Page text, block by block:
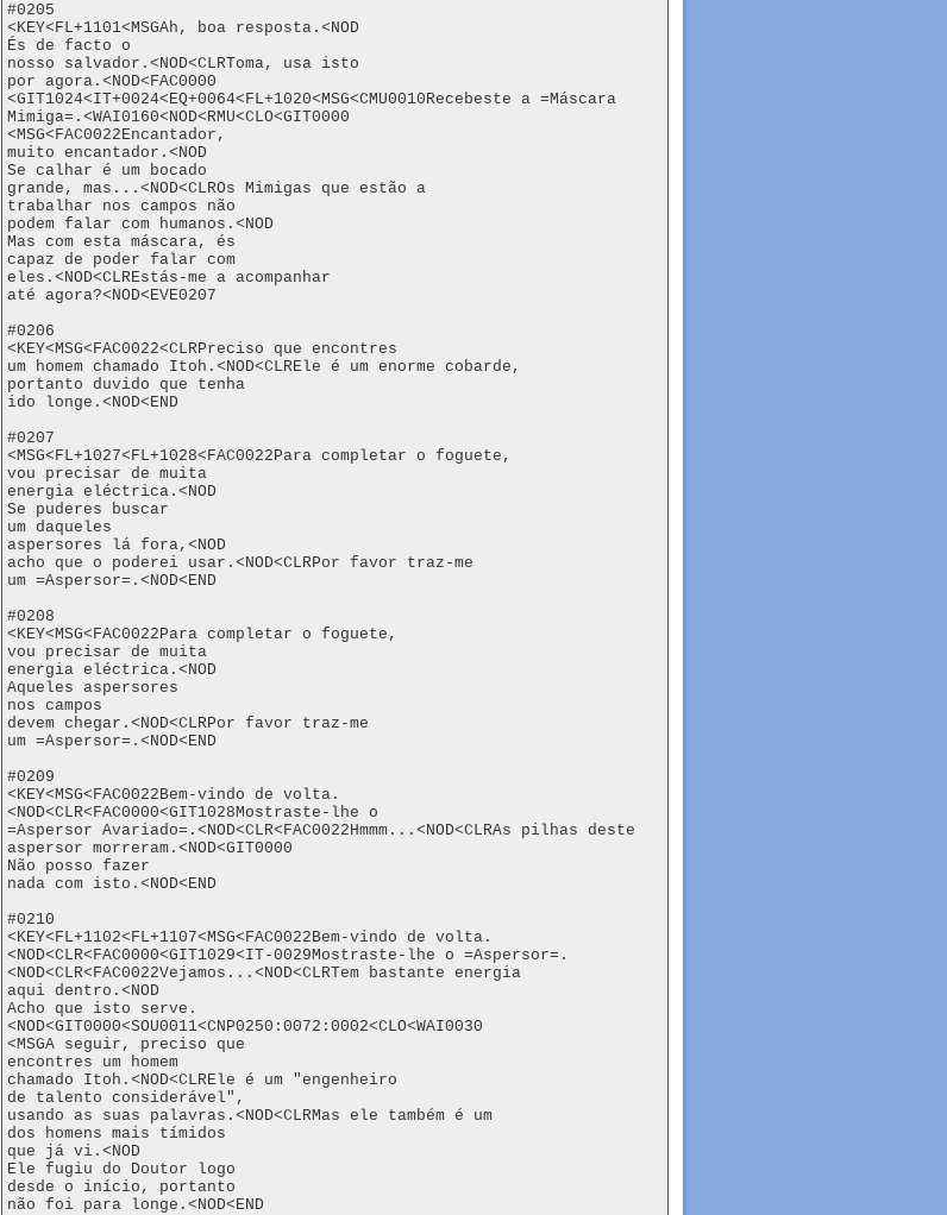
#0205
<KEY<FL+1101<MSGAh, boa resposta.<NOD
És de facto o
nosso salvador.<NOD<CLRToma, usa isto
por agora.<NOD<FAC0000
<GIT1024<IT+0024<EQ+0064<FL+1020<MSG<CMU0010Recebeste a =Máscara
Mimiga=.<WAI0160<NOD<RMU<CLO<GIT0000
<MSG<FAC0022Encantador,
muito encantador.<NOD
Se calhar é um bocado
grande, mas...<NOD<CLROs Mimigas que estão a
trabalhar nos campos não
podem falar com humanos.<NOD
Mas com esta máscara, és
capaz de poder falar com
eles.<NOD<CLREstás-me a acompanhar
até agora?<NOD<EVE0207
#0206
<KEY<MSG<FAC0022<CLRPreciso que encontres
um homem chamado Itoh.<NOD<CLREle é um enorme cobarde,
portanto duvido que tenha
ido longe.<NOD<END
#0207
<MSG<FL+1027<FL+1028<FAC0022Para completar o foguete,
vou precisar de muita
energia eléctrica.<NOD
Se puderes buscar
um daqueles
aspersores lá fora,<NOD
acho que o poderei usar.<NOD<CLRPor favor traz-me
um =Aspersor=.<NOD<END
#0208
<KEY<MSG<FAC0022Para completar o foguete,
vou precisar de muita
energia eléctrica.<NOD
Aqueles aspersores
nos campos
devem chegar.<NOD<CLRPor favor traz-me
um =Aspersor=.<NOD<END
#0209
<KEY<MSG<FAC0022Bem-vindo de volta.
<NOD<CLR<FAC0000<GIT1028Mostraste-lhe o
=Aspersor Avariado=.<NOD<CLR<FAC0022Hmmm...<NOD<CLRAs pilhas deste
aspersor morreram.<NOD<GIT0000
Não posso fazer
nada com isto.<NOD<END
#0210
<KEY<FL+1102<FL+1107<MSG<FAC0022Bem-vindo de volta.
<NOD<CLR<FAC0000<GIT1029<IT-0029Mostraste-lhe o =Aspersor=.
<NOD<CLR<FAC0022Vejamos...<NOD<CLRTem bastante energia
aqui dentro.<NOD
Acho que isto serve.
<NOD<GIT0000<SOU0011<CNP0250:0072:0002<CLO<WAI0030
<MSGA seguir, preciso que
encontres um homem
chamado Itoh.<NOD<CLREle é um "engenheiro
de talento considerável",
usando as suas palavras.<NOD<CLRMas ele também é um
dos homens mais tímidos
que já vi.<NOD
Ele fugiu do Doutor logo
desde o início, portanto
não foi para longe.<NOD<END